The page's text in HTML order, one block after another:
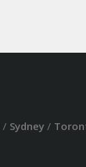
/ Sydney/